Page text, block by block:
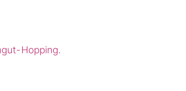
Hopping.